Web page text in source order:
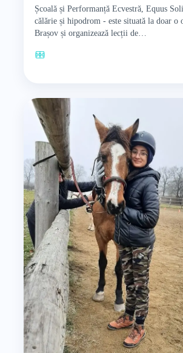
Școală și Performanță Ecvestră, Equus
călărie și hipodrom - este situată la doar o
Brașov și organizează lecții de…